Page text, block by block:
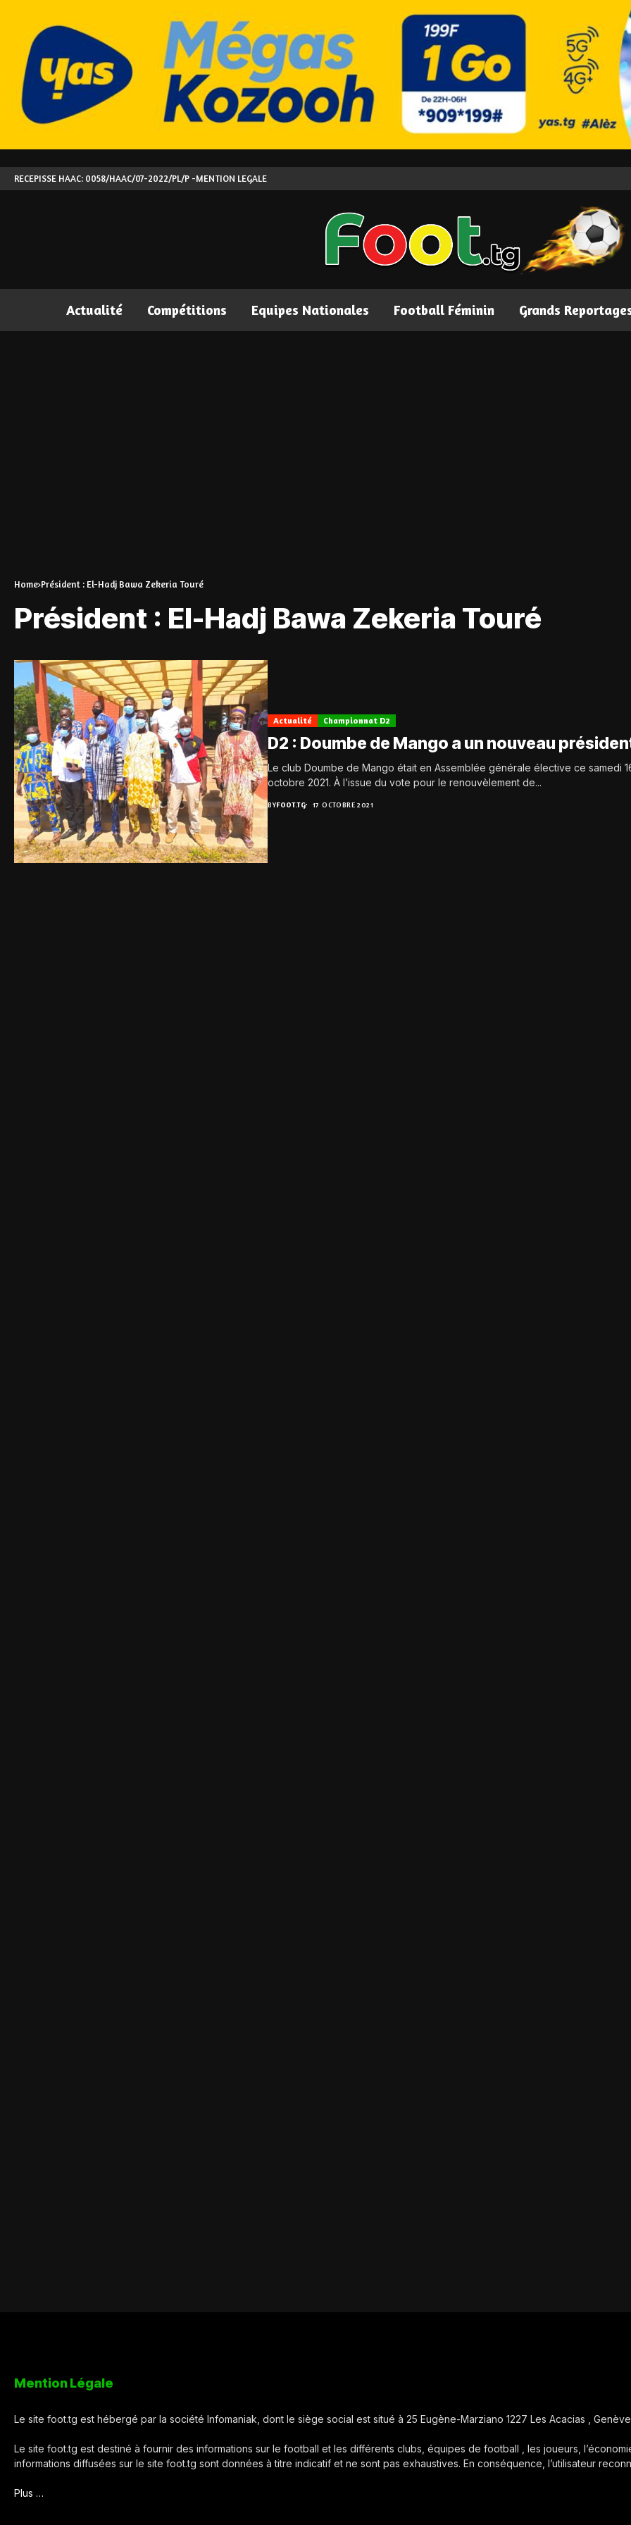
RECEPISSE HAAC: 0058/HAAC/07-2022/PL/P -MENTION LEGALE
Actualité Compétitions Equipes Nationales Football Féminin Grands
Home Président : El-Hadj Bawa Zekeria Touré
Président : El-Hadj Bawa Zekeria Touré
Actualité Championnat D2
D2 : Doumbe de Mango a un nouveau
Le club Doumbe de Mango était en Assemblée générale élective ce samedi
octobre 2021. À l’issue du vote pour le renouvèlement de...
BYFOOT.TG 17 OCTOBRE 2021
Mention Légale
Le site foot.tg est hébergé par la société Infomaniak, dont le siège social est situé à 25 Eugène-Marziano 1227 Les Acacias ,
Le site foot.tg est destiné à fournir des informations sur le football et les différents clubs, équipes de football , les joueurs,
informations diffusées sur le site foot.tg sont données à titre indicatif et ne sont pas exhaustives. En conséquence, l’utilisateur
Plus …